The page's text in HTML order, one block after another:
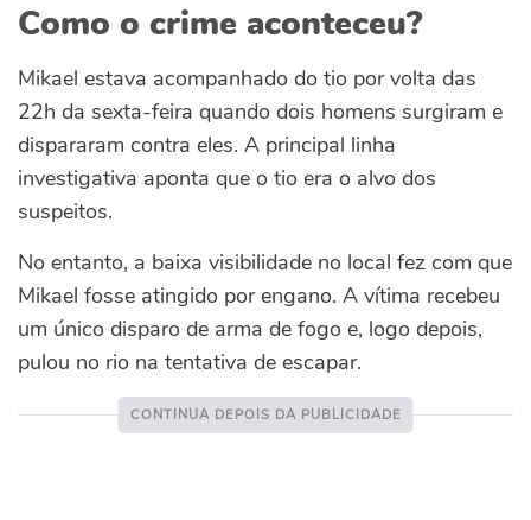
Como o crime aconteceu?
Mikael estava acompanhado do tio por volta das
22h da sexta-feira quando dois homens surgiram e
dispararam contra eles. A principal linha
investigativa aponta que o tio era o alvo dos
suspeitos.
No entanto, a baixa visibilidade no local fez com que
Mikael fosse atingido por engano. A vítima recebeu
um único disparo de arma de fogo e, logo depois,
pulou no rio na tentativa de escapar.